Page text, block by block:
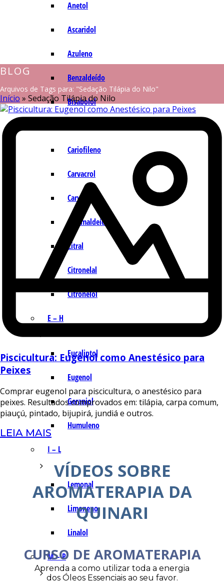
Anetol
Ascaridol
Azuleno
Benzaldeído
Bisabolol
Cariofileno
Carvacrol
Carvona
Cinamaldeído
Citral
Citronelal
Citronelol
E – H
Eucaliptol
Eugenol
Geraniol
Humuleno
I – L
Lemonal
Limoneno
Linalol
M – P
BLOG
Arquivos de Tags para: "Sedação Tilápia do Nilo"
Início » Sedação Tilápia do Nilo
Piscicultura: Eugenol como Anestésico para
Peixes
Comprar eugenol para piscicultura, o anestésico para
peixes. Resultados comprovados em: tilápia, carpa comum,
piauçú, pintado, bijupirá, jundiá e outros.
LEIA MAIS
VÍDEOS SOBRE
AROMATERAPIA DA
QUINARI
CURSO DE AROMATERAPIA
Aprenda a como utilizar toda a energia
dos Óleos Essenciais ao seu favor.